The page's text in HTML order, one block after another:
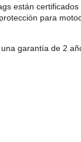
están
para
garantía de 2